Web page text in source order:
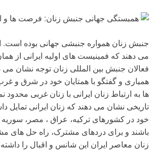
همبستگی جهانی جنبش زنان: فرصت ها و
جنبش زنان همواره جنبشی جهانی بوده است.
می دهند که فمینیست های اولیه ایرانی از همان
فعالان جنبش بین المللی زنان توجه نشان می
همیاری و گفتگو با همتایان خود در شرق و
ها به ارتباط زنان ایرانی با زنان غربی
تاریخی نشان می دهند که زنان ایرانی تمایل
خود در کشورهای ترکیه، عراق ، مصر، سوریه
باشند و برای دردهای مشترک، راه حل های
زنان معاصر ایران این شانس و اقبال را